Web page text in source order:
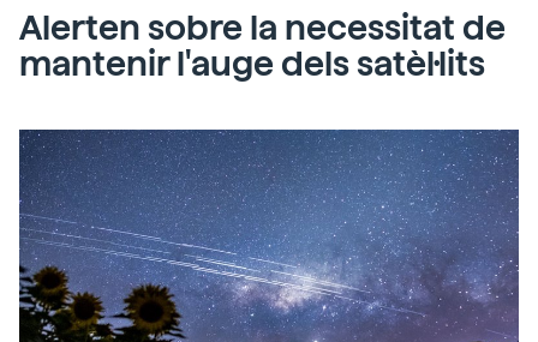
Alerten sobre la necessitat de
mantenir l'auge dels satèl·lits